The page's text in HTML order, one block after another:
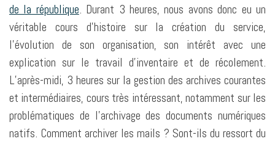
de la république. Durant 3 heures, nous avons donc eu un
véritable cours d’histoire sur la création du service,
l’évolution de son organisation, son intérêt avec une
explication sur le travail d’inventaire et de récolement.
L’après-midi, 3 heures sur la gestion des archives courantes
et intermédiaires, cours très intéressant, notamment sur les
problématiques de l’archivage des documents numériques
natifs. Comment archiver les mails ? Sont-ils du ressort du